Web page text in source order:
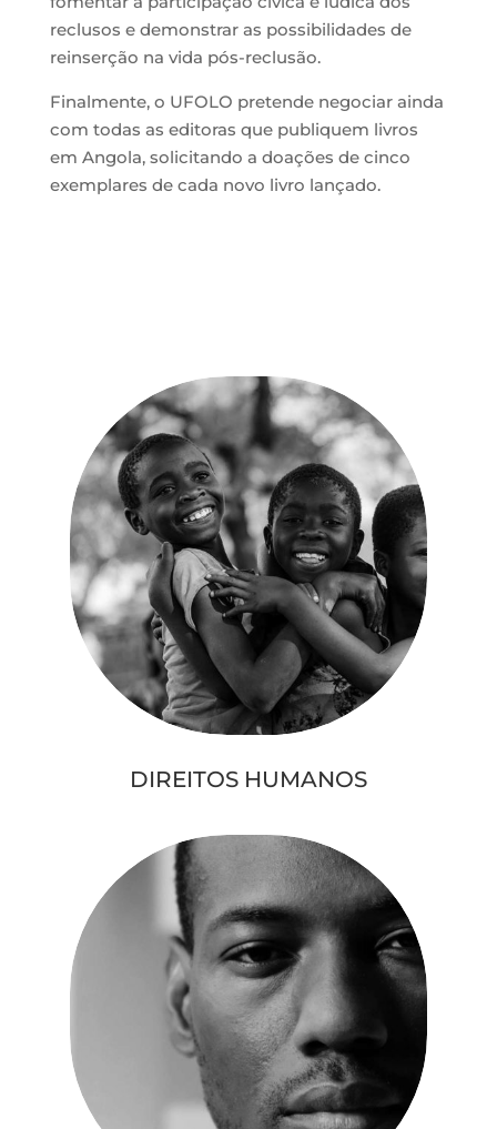
reclusos e demonstrar as possibilidades de
reinserção na vida pós-reclusão.
Finalmente, o UFOLO pretende negociar ainda
com todas as editoras que publiquem livros
em Angola, solicitando a doações de cinco
exemplares de cada novo livro lançado.
DIREITOS HUMANOS